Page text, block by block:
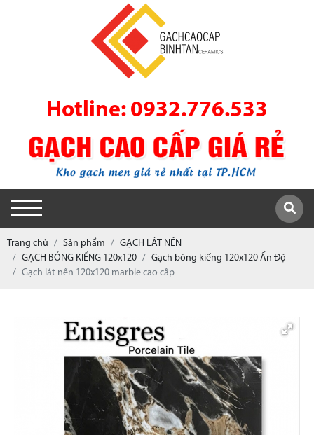
Hotline: 0932.776.533
Trang chủ Sản phẩm
GẠCH LÁT NỀN
GẠCH BÓNG KIẾNG 120x120
Gạch bóng kiếng 120x120 Ấn Độ
Gạch lát nền 120x120 marble cao cấp